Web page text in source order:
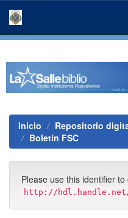
Inicio Repositorio
Boletín FSC
Please use this identifier
http://hdl.handle.net/